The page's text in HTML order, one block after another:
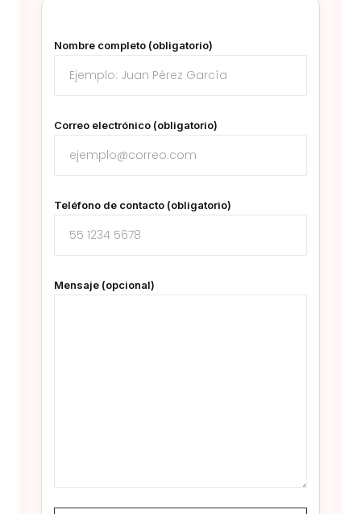
Nombre completo (obligatorio)
Correo electrónico (obligatorio)
Teléfono de contacto (obligatorio)
Mensaje (opcional)